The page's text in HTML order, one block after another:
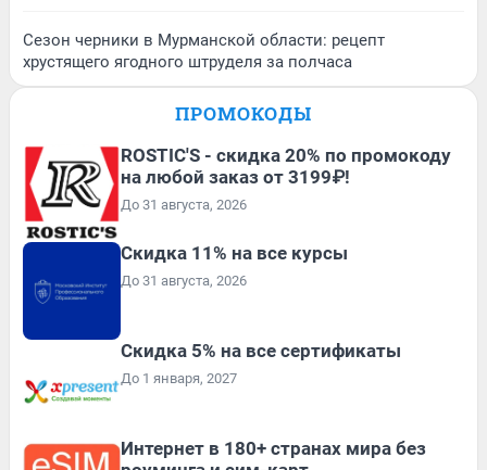
Сезон черники в Мурманской области: рецепт
хрустящего ягодного штруделя за полчаса
ПРОМОКОДЫ
ROSTIC'S - скидка 20% по промокоду
на любой заказ от 3199₽!
До 31 августа, 2026
Скидка 11% на все курсы
До 31 августа, 2026
Скидка 5% на все сертификаты
До 1 января, 2027
Интернет в 180+ странах мира без